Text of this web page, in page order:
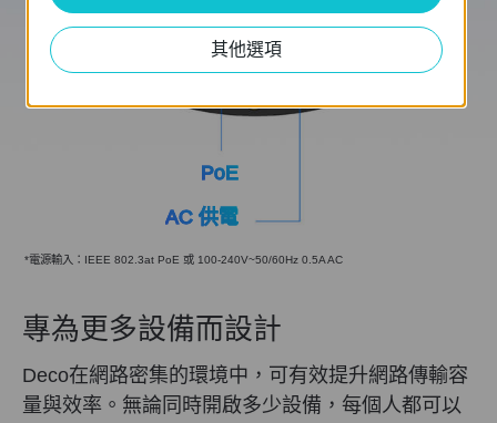
PoE
AC 供電
*電源輸入：IEEE 802.3at PoE 或 100-240V~50/60Hz 0.5A AC
專為更多設備而設計
Deco在網路密集的環境中，可有效提升網路傳輸容
量與效率。無論同時開啟多少設備，每個人都可以
其他選項